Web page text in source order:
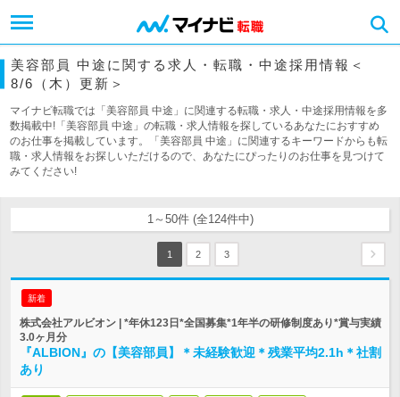
美容部員 中途に関する求人・転職・中途採用情報＜
8/6（木）更新＞
マイナビ転職では「美容部員 中途」に関連する転職・求人・中途採用情報を多
数掲載中!「美容部員 中途」の転職・求人情報を探しているあなたにおすすめ
のお仕事を掲載しています。「美容部員 中途」に関連するキーワードからも転
職・求人情報をお探しいただけるので、あなたにぴったりのお仕事を見つけて
みてください!
1～50件 (全124件中)
1 2 3
新着
株式会社アルビオン | *年休123日*全国募集*1年半の研修制度あり*賞与実績
3.0ヶ月分
『ALBION』の【美容部員】＊未経験歓迎＊残業平均2.1h＊社割
あり